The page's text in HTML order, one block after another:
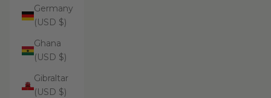
Germany
(USD $)
Ghana
(USD $)
Gibraltar
(USD $)